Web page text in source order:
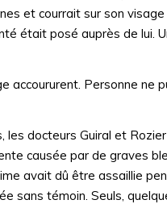
et courrait sur son
était posé auprès de lui.
Personne ne
les docteurs Guiral et
causée par de graves
avait dû être assaillie
sans témoin. Seuls,